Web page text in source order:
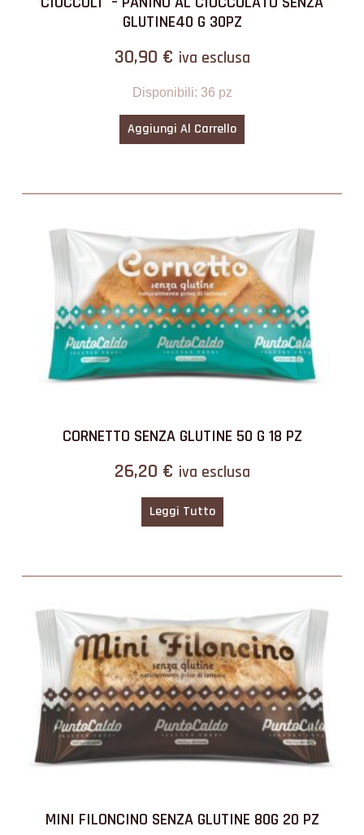
GLUTINE40 G 30PZ
30,90 € iva esclusa
Disponibili: 36 pz
Aggiungi Al Carrello
CORNETTO SENZA GLUTINE 50 G 18 PZ
26,20 € iva esclusa
Leggi Tutto
MINI FILONCINO SENZA GLUTINE 80G 20 PZ